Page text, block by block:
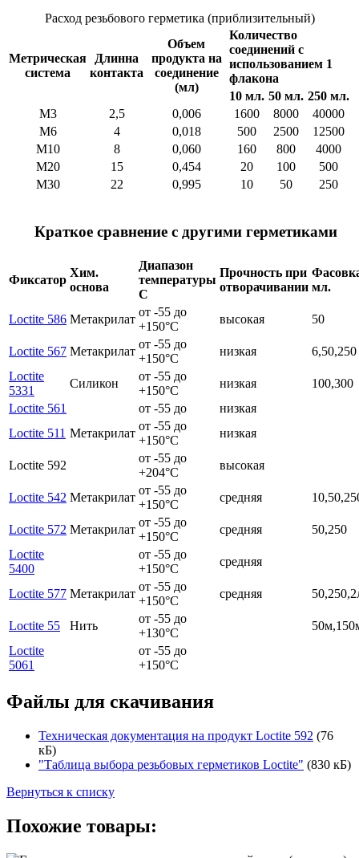
Расход резьбового герметика (приблизительный)
Метрическая
система
Длинна
контакта
Объем
продукта на
соединение
(мл)
Количество
соединений с
использованием 1
флакона
10 мл. 50 мл. 250 мл.
М3
2,5 0,006 1600 8000
40000
М6
4 0,018 500 2500
12500
М10
8 0,060 160 800
4000
М20
15 0,454 20 100
500
М30
22 0,995 10 50 250
Краткое сравнение с другими герметиками
Фиксатор
Хим.
основа
Диапазон
температуры
С
Прочность при
отворачивании мл.
Loctite 586 Метакрилат
от -55 до
+150°C
высокая 50
Loctite 567 Метакрилат
от -55 до
+150°C
низкая
6,50,250
Loctite
5331
Силикон
от -55 до
+150°C
низкая
100,300
Loctite 561
от -55 до
низкая
Loctite 511 Метакрилат
от -55 до
+150°C
низкая
Loctite 592
от -55 до
+204°C
высокая
Loctite 542 Метакрилат
от -55 до
+150°C
средняя
Loctite 572 Метакрилат
от -55 до
+150°C
средняя
50,250
Loctite
5400
от -55 до
+150°C
средняя
Loctite 577 Метакрилат
от -55 до
+150°C
средняя
Loctite 55 Нить
от -55 до
+130°C
Loctite
5061
от -55 до
+150°C
Файлы для скачивания
Техническая документация на продукт Loctite 592 (76
кБ)
"Таблица выбора резьбовых герметиков Loctite" (830 кБ)
Вернуться к списку
Похожие товары: